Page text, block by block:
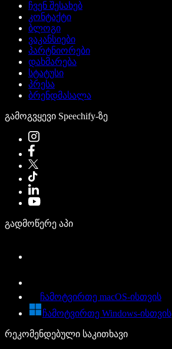
ჩვენ შესახებ
კონტაქტი
ბლოგი
ვაკანსიები
პარტნიორები
დახმარება
სტატუსი
პრესა
ბრენდმასალა
გამოგვყევი Speechify-ზე
გადმოწერე აპი
ჩამოტვირთე macOS-ისთვის
ჩამოტვირთე Windows-ისთვის
რეკომენდებული საკითხავი